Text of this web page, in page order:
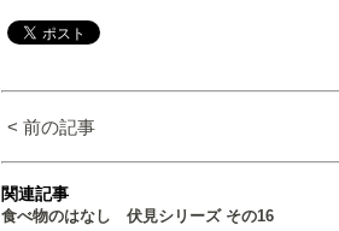
< 前の記事
関連記事
食べ物のはなし 伏見シリーズ その16